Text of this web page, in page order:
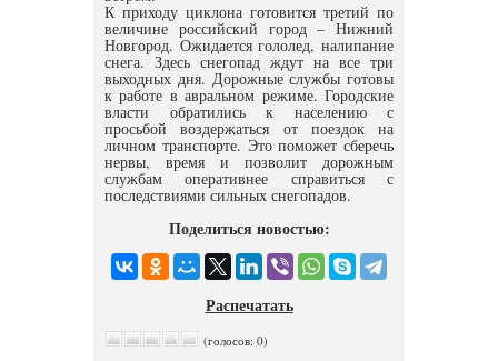
К приходу циклона готовится третий по
величине российский город – Нижний
Новгород. Ожидается гололед, налипание
снега. Здесь снегопад ждут на все три
выходных дня. Дорожные службы готовы
к работе в авральном режиме. Городские
власти обратились к населению с
просьбой воздержаться от поездок на
личном транспорте. Это поможет сберечь
нервы, время и позволит дорожным
службам оперативнее справиться с
последствиями сильных снегопадов.
Поделиться новостью:
Распечатать
(голосов: 0)